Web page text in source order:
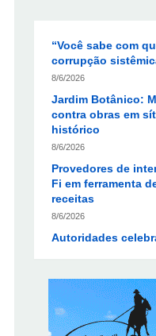
8/6/2026
Jardim Botânico:
contra obras em
histórico
8/6/2026
Provedores de
Fi em ferramenta
receitas
8/6/2026
Autoridades
Nardes em jantar
8/5/2026
vítimas de
8/5/2026
Planaltina terá